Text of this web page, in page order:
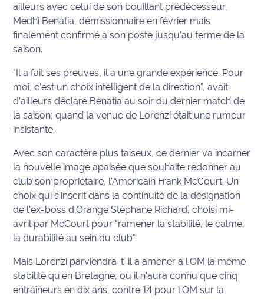
Conditions
générales
d'utilisation du
site maritima.fr
Archives
ailleurs avec celui de son bouillant prédécesseur,
Medhi Benatia, démissionnaire en février mais
finalement confirmé à son poste jusqu'au terme de la
saison.
"Il a fait ses preuves, il a une grande expérience. Pour
moi, c’est un choix intelligent de la direction", avait
d'ailleurs déclaré Benatia au soir du dernier match de
la saison, quand la venue de Lorenzi était une rumeur
insistante.
Avec son caractère plus taiseux, ce dernier va incarner
la nouvelle image apaisée que souhaite redonner au
club son propriétaire, l'Américain Frank McCourt. Un
choix qui s'inscrit dans la continuité de la désignation
de l'ex-boss d'Orange Stéphane Richard, choisi mi-
avril par McCourt pour "ramener la stabilité, le calme,
la durabilité au sein du club".
Mais Lorenzi parviendra-t-il à amener à l'OM la même
stabilité qu'en Bretagne, où il n'aura connu que cinq
entraîneurs en dix ans, contre 14 pour l'OM sur la